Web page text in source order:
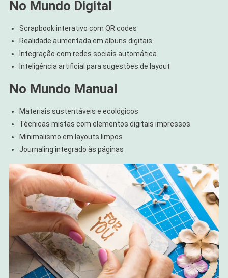
No Mundo Digital
Scrapbook interativo com QR codes
Realidade aumentada em álbuns digitais
Integração com redes sociais automática
Inteligência artificial para sugestões de layout
No Mundo Manual
Materiais sustentáveis e ecológicos
Técnicas mistas com elementos digitais impressos
Minimalismo em layouts limpos
Journaling integrado às páginas